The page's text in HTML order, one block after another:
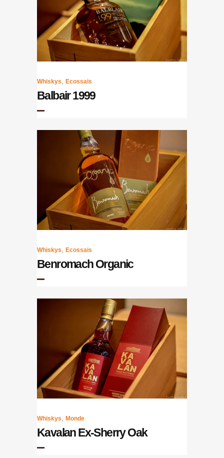
Whiskys Ecossais
Balbair 1999
Whiskys Ecossais
Benromach Organic
Whiskys Monde
Kavalan Ex-Sherry Oak